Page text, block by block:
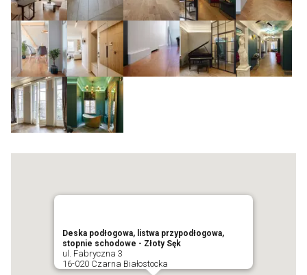
Deska podłogowa, listwa przypodłogowa,
stopnie schodowe - Złoty Sęk
ul. Fabryczna 3
16-020 Czarna Białostocka